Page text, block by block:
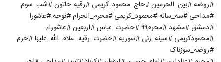
#روضه #بین_الحرمین #حاج_محمود_کریمی #رقیه_خاتون #شب_سوم
#مداحی #سه_ساله #محمود_کریمی #محرم_الحرام #نوحه #عاشورا
#دمشق #مشهد #محرم۹۹ #حضرت_عباس #اربعین #عاشوراء
#محمودکریمی #سینه_زنی #سوریه #حضرت_رقیه_سلام_الله_علیها #حرم
#روضه_سوزناک